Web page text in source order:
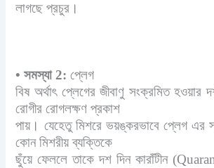
লাগছে প্রচুর।
•সমস্যা 2: প্লেগ
বিষ অর্থাৎ প্লেগের জীবাণু সংক্রমিত
রোগীর রোগলক্ষণ প্রকাশ
পায়। যেহেতু মিশরে ভয়ঙ্করভাবে প্লেগ এর
কোন মিশরীয় ব্যক্তিকে
ছুঁয়ে ফেললে তাকে দশ দিন কারাঁটীন